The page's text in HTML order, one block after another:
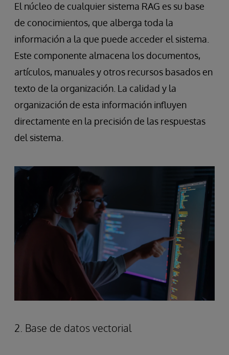
El núcleo de cualquier sistema RAG es su base
de conocimientos, que alberga toda la
información a la que puede acceder el sistema.
Este componente almacena los documentos,
artículos, manuales y otros recursos basados en
texto de la organización. La calidad y la
organización de esta información influyen
directamente en la precisión de las respuestas
del sistema.
2. Base de datos vectorial